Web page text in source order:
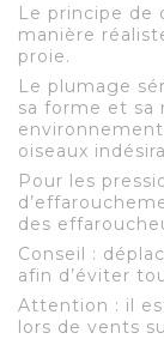
Le principe de
manière
proie.
Le plumage
sa forme et sa
oiseaux
Pour les
des
Conseil :
afin d’éviter
Attention : il
lors de vents